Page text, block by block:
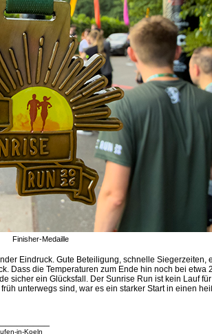
Finisher-Medaille
Eindruck. Gute Beteiligung, schnelle Siegerzeiten,
Dass die Temperaturen zum Ende hin noch bei etwa
sicher ein Glücksfall. Der Sunrise Run ist kein Lauf für
unterwegs sind, war es ein starker Start in einen
in-Koeln